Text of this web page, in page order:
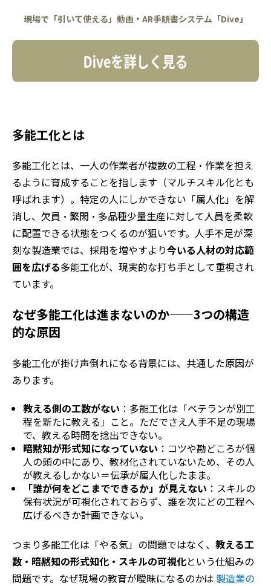
現場で「引いて使える」動画・AR手順書システム「Dive」
多能工化とは
多能工化とは、一人の作業者が複数の工程・作業を担え
るように育成することを指します（マルチスキル化とも
呼ばれます）。特定の人にしかできない「属人化」を解
消し、欠員・繁閑・多品種少量生産に対して人員を柔軟
に配置できる状態をつくるのが狙いです。人手不足が深
刻な製造業では、採用を増やすより今いる人材の対応範
囲を広げる多能工化が、現実的な打ち手として重視され
ています。
なぜ多能工化は進まないのか——3つの構造
的な原因
多能工化が掛け声倒れになる背景には、共通した原因が
あります。
教える側の工数がない ：多能工化は「ベテランが別工
程を新たに教える」こと。ただでさえ人手不足の現場
で、教える時間を捻出できない。
暗黙知が形式知になっていない ：コツや勘どころが個
人の頭の中にあり、教材化されていないため、その人
が教えるしかない＝伝承が属人化したまま。
「誰が何をどこまでできるか」が見えない ：スキルの
保有状況が可視化されておらず、誰を次にどの工程へ
広げるべきか計画できない。
つまり多能工化は「やる気」の問題ではなく、 教える工
数・暗黙知の形式知化・スキルの可視化という仕組みの
問題です。なぜ現場の教育が曖昧になるのかは 製造業の